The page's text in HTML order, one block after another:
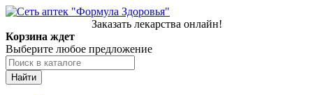
Заказать лекарства онлайн!
Корзина ждет
Выберите любое предложение
Найти